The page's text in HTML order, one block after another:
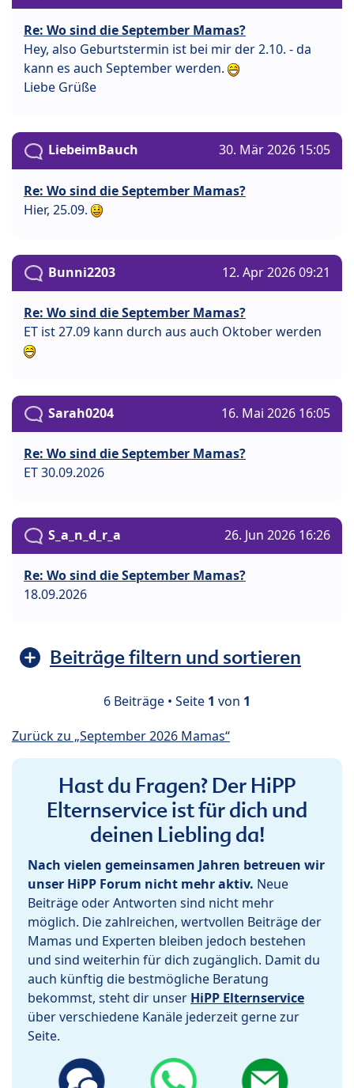
Re: Wo sind die September Mamas?
Hey, also Geburtstermin ist bei mir der 2.10. - da
kann es auch September werden.
Liebe Grüße
LiebeimBauch 30. Mär 2026 15:05
Re: Wo sind die September Mamas?
Hier, 25.09.
Bunni2203 12. Apr 2026 09:21
Re: Wo sind die September Mamas?
ET ist 27.09 kann durch aus auch Oktober werden
Sarah0204 16. Mai 2026 16:05
Re: Wo sind die September Mamas?
ET 30.09.2026
S_a_n_d_r_a 26. Jun 2026 16:26
Re: Wo sind die September Mamas?
18.09.2026
Beiträge filtern und sortieren
6 Beiträge • Seite 1 von 1
Zurück zu „September 2026 Mamas“
Hast du Fragen? Der HiPP
Elternservice ist für dich und
deinen Liebling da!
Nach vielen gemeinsamen Jahren betreuen wir
unser HiPP Forum nicht mehr aktiv. Neue
Beiträge oder Antworten sind nicht mehr
möglich. Die zahlreichen, wertvollen Beiträge der
Mamas und Experten bleiben jedoch bestehen
und sind weiterhin für dich zugänglich. Damit du
auch künftig die bestmögliche Beratung
bekommst, steht dir unser HiPP Elternservice
über verschiedene Kanäle jederzeit gerne zur
Seite.